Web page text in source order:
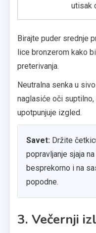
utisak
Birajte puder srednje
lice bronzerom kako
preterivanja.
Neutralna senka u
naglasiće oči suptilno,
upotpunjuje izgled.
Savet: Držite
popravljanje sjaja
besprekorno i na
popodne.
3. Večernji